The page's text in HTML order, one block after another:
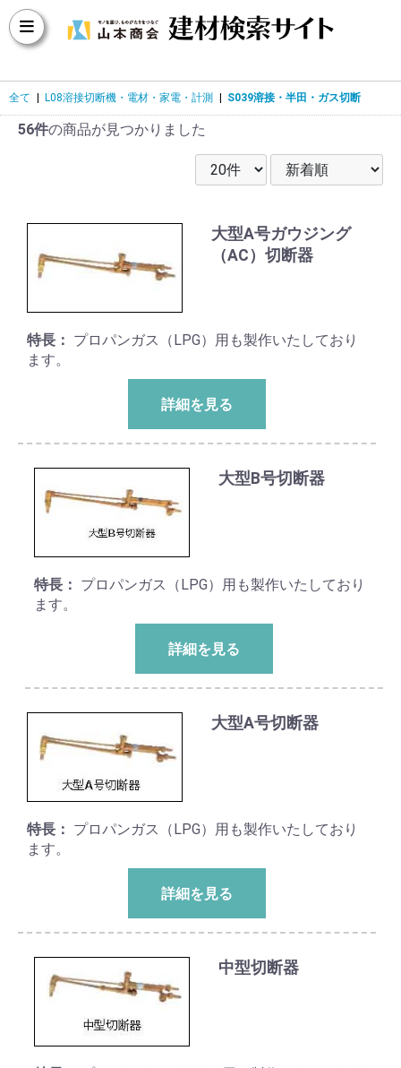
全て | L08溶接切断機・電材・家電・計測 | S039溶接・半田・ガス切断
56件の商品が見つかりました
大型A号ガウジング
（AC）切断器
特長： プロパンガス（LPG）用も製作いたしており
ます。
詳細を見る
大型B号切断器
特長： プロパンガス（LPG）用も製作いたしており
ます。
詳細を見る
大型A号切断器
特長： プロパンガス（LPG）用も製作いたしており
ます。
詳細を見る
中型切断器